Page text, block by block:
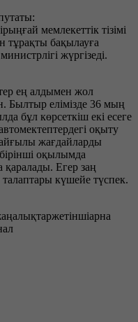
мемлекеттік тізімі
тұрақты бақылауға
жүргізеді.
ең алдымен жол
Былтыр елімізде 36 мың
бұл көрсеткіш екі есеге
оқыту
жағдайларды
оқылымда
Егер заң
талаптары күшейе түспек.